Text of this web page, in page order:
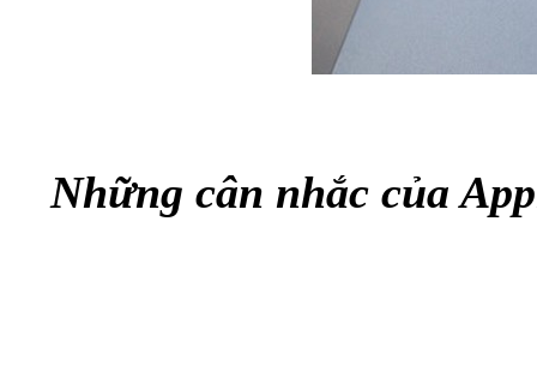
Những cân nhắc của